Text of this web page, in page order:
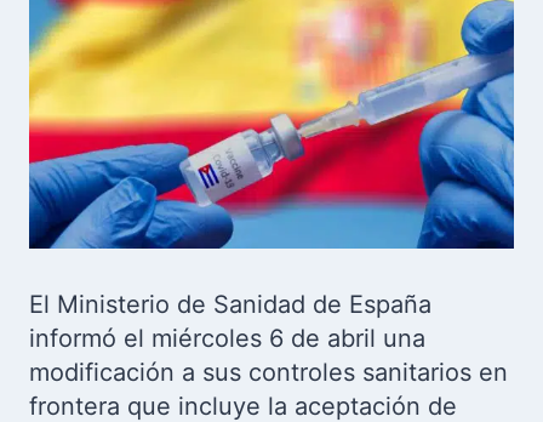
El Ministerio de Sanidad de España
informó el miércoles 6 de abril una
modificación a sus controles sanitarios en
frontera que incluye la aceptación de